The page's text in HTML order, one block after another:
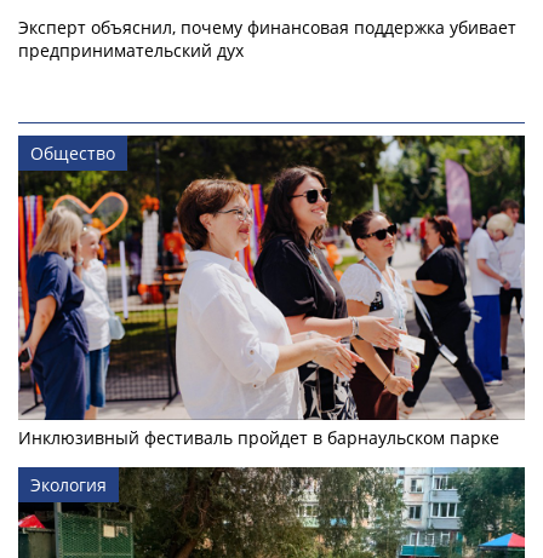
Эксперт объяснил, почему финансовая поддержка убивает
предпринимательский дух
Общество
Инклюзивный фестиваль пройдет в барнаульском парке
Экология